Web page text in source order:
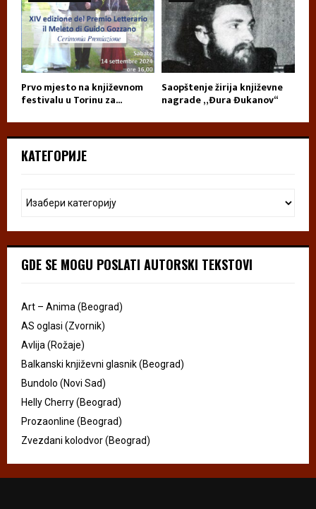
Prvo mjesto na književnom
festivalu u Torinu za...
Saopštenje žirija književne
nagrade „Đura Đukanov“
КАТЕГОРИЈЕ
GDE SE MOGU POSLATI AUTORSKI TEKSTOVI
Art – Anima (Beograd)
AS oglasi (Zvornik)
Avlija (Rožaje)
Balkanski književni glasnik (Beograd)
Bundolo (Novi Sad)
Helly Cherry (Beograd)
Prozaonline (Beograd)
Zvezdani kolodvor (Beograd)